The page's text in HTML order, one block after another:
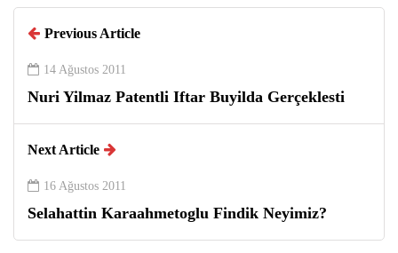
Previous Article
14 Ağustos 2011
Nuri Yilmaz Patentli Iftar Buyilda Gerçeklesti
Next Article
16 Ağustos 2011
Selahattin Karaahmetoglu Findik Neyimiz?